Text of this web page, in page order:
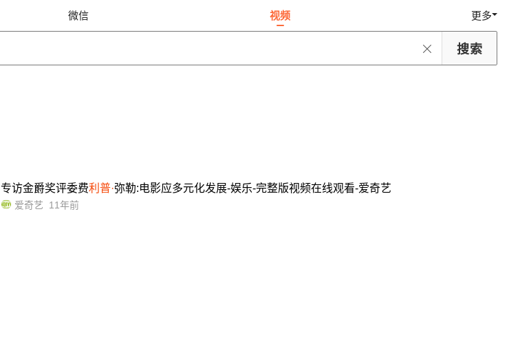
微信 视频 更多
专访金爵奖评委费利普·弥勒:电影应多元化发展-娱乐-完整版视频在线观看-爱奇艺
爱奇艺 11年前